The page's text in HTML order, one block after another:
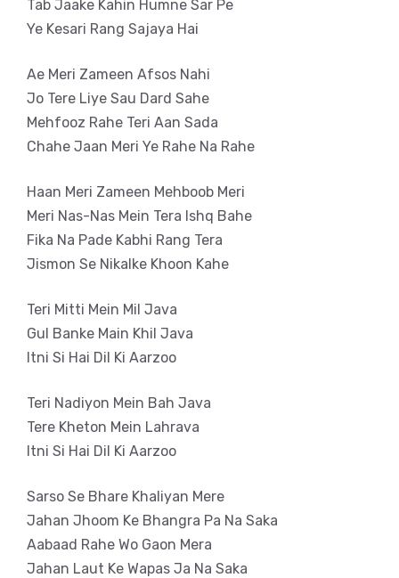
Tab Jaake Kahin Humne Sar Pe
Ye Kesari Rang Sajaya Hai
Ae Meri Zameen Afsos Nahi
Jo Tere Liye Sau Dard Sahe
Mehfooz Rahe Teri Aan Sada
Chahe Jaan Meri Ye Rahe Na Rahe
Haan Meri Zameen Mehboob Meri
Meri Nas-Nas Mein Tera Ishq Bahe
Fika Na Pade Kabhi Rang Tera
Jismon Se Nikalke Khoon Kahe
Teri Mitti Mein Mil Java
Gul Banke Main Khil Java
Itni Si Hai Dil Ki Aarzoo
Teri Nadiyon Mein Bah Java
Tere Kheton Mein Lahrava
Itni Si Hai Dil Ki Aarzoo
Sarso Se Bhare Khaliyan Mere
Jahan Jhoom Ke Bhangra Pa Na Saka
Aabaad Rahe Wo Gaon Mera
Jahan Laut Ke Wapas Ja Na Saka